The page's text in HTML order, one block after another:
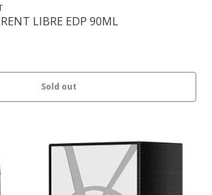
LIBRE EDP 90ML
Sold out